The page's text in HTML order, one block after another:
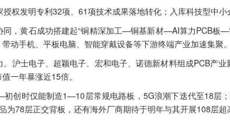
发明专利32项、61项技术成果落地转化；入库科技型中小
黄石成功搭建起“铜精深加工—铜基新材—AI算力PCB板—
动手机、平板电脑、智能穿戴设备等下游终端产业加速集聚。
士电子、超颖电子、宏和电子、诺德新材料组成PCB产业
一年暴涨近15倍。
时仅能制造1—10层常规电路板，5G浪潮下迭代至18层；
78层正交背板，还有海外厂商期待于明年与其开展108层超